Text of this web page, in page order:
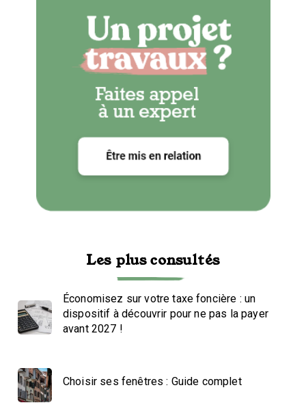
Les plus consultés
Économisez sur votre taxe foncière : un
dispositif à découvrir pour ne pas la payer
avant 2027 !
Choisir ses fenêtres : Guide complet